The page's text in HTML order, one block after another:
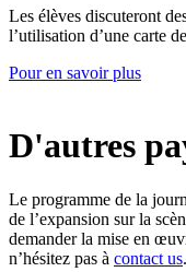
Les élèves discuteront
l’utilisation d’une carte
Pour en savoir plus
D'autres
Le programme de la
de l’expansion sur la
demander la mise en
n’hésitez pas à contact us.